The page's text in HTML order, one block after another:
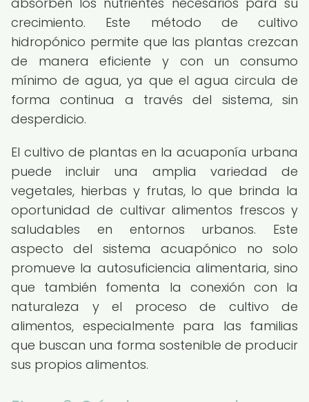
crecimiento. Este método de cultivo
hidropónico permite que las plantas crezcan
de manera eficiente y con un consumo
mínimo de agua, ya que el agua circula de
forma continua a través del sistema, sin
desperdicio.
El cultivo de plantas en la acuaponía urbana
puede incluir una amplia variedad de
vegetales, hierbas y frutas, lo que brinda la
oportunidad de cultivar alimentos frescos y
saludables en entornos urbanos. Este
aspecto del sistema acuapónico no solo
promueve la autosuficiencia alimentaria, sino
que también fomenta la conexión con la
naturaleza y el proceso de cultivo de
alimentos, especialmente para las familias
que buscan una forma sostenible de producir
sus propios alimentos.